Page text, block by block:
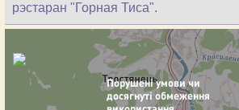
рэстаран "Горная Тиса".